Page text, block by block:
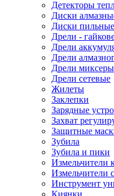
Детекторы
Диски
Диски пильные
Дрели -
Дрели
Дрели
Дрели миксеры
Дрели сетевые
Жилеты
Заклепки
Зарядные
Захват
Защитные
Зубила
Зубила и пики
Измельчители
Измельчители
Инструмент
Киянки